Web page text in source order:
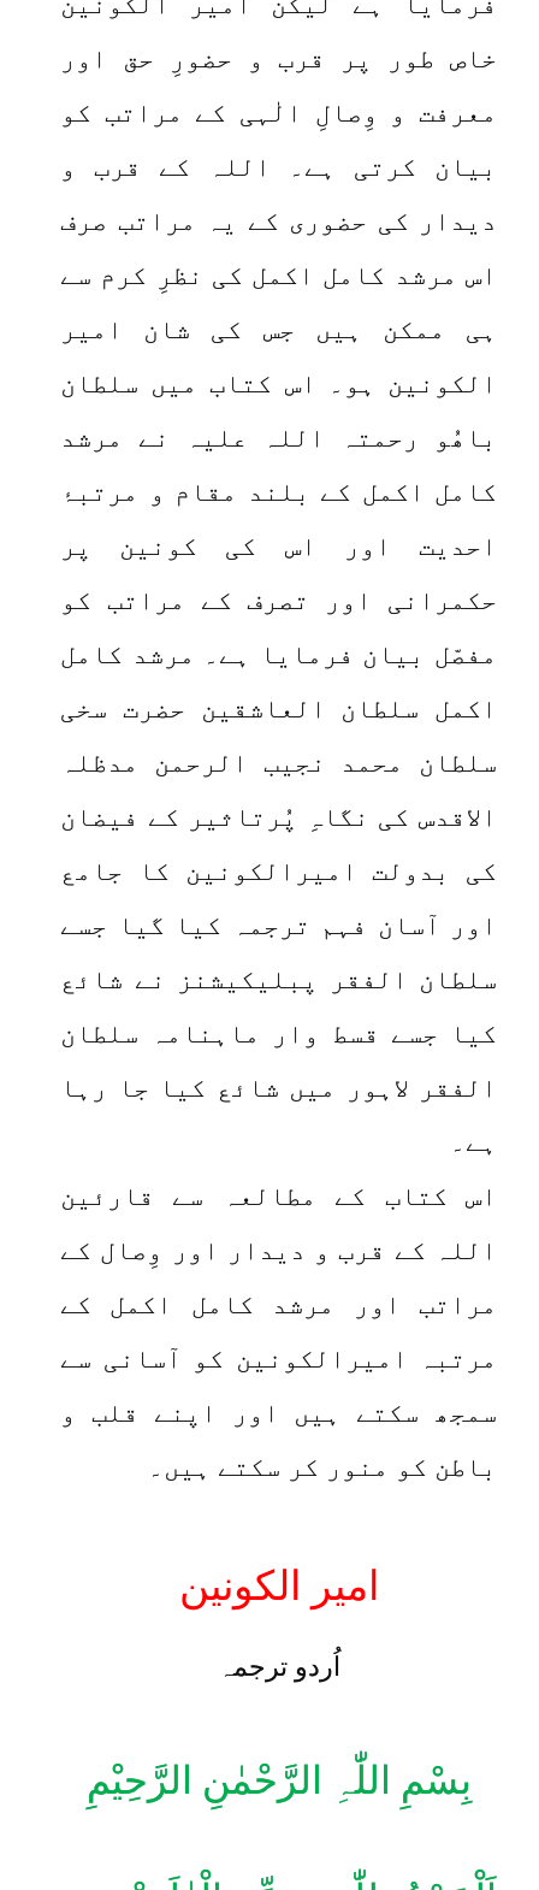
خاص طور پر قرب و حضورِ حق اور
معرفت و وِصالِ الٰہی کے مراتب کو
بیان کرتی ہے۔ اللہ کے قرب و
دیدار کی حضوری کے یہ مراتب صرف
اس مرشد کامل اکمل کی نظرِ کرم سے
ہی ممکن ہیں جس کی شان امیر
الکونین ہو۔ اس کتاب میں سلطان
باھُو رحمتہ اللہ علیہ نے مرشد
کامل اکمل کے بلند مقام و مرتبۂ
احدیت اور اس کی کونین پر
حکمرانی اور تصرف کے مراتب کو
مفصّل بیان فرمایا ہے۔ مرشد کامل
اکمل سلطان العاشقین حضرت سخی
سلطان محمد نجیب الرحمن مدظلہ
الاقدس کی نگاہِ پُرتاثیر کے فیضان
کی بدولت امیرالکونین کا جامع
اور آسان فہم ترجمہ کیا گیا جسے
سلطان الفقر پبلیکیشنز نے شائع
کیا جسے قسط وار ماہنامہ سلطان
الفقر لاہور میں شائع کیا جا رہا
ہے۔
اس کتاب کے مطالعہ سے قارئین
اللہ کے قرب و دیدار اور وِصال کے
مراتب اور مرشد کامل اکمل کے
مرتبہ امیرالکونین کو آسانی سے
سمجھ سکتے ہیں اور اپنے قلب و
باطن کو منور کر سکتے ہیں۔
امیر الکونین
اُردو ترجمہ
بِسْمِ اللّٰہِ الرَّحْمٰنِ الرَّحِیْمِ